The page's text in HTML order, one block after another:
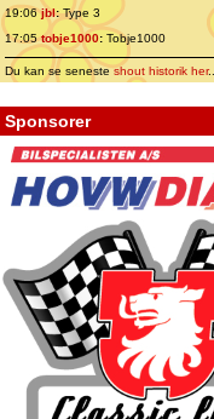
19:06jbl:Type 3
17:05tobje1000: Tobje1000
Du kan se senesteshout historik her...
Sponsorer